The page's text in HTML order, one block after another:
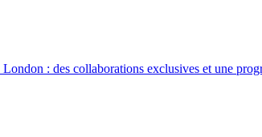
: des collaborations exclusives et une